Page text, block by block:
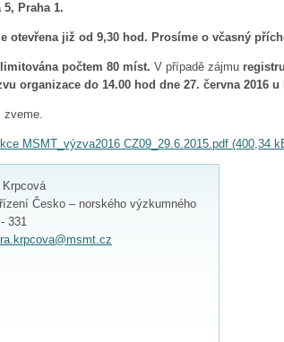
5, Praha 1.
otevřena již od 9,30 hod. Prosíme o včasný
počtem 80 míst. V případě zájmu
organizace do 14.00 hod dne 27. června 2016
MSMT_výzva2016 CZ09_29.6.2015.pdf (400,34
Krpcová
Česko – norského výzkumného
331